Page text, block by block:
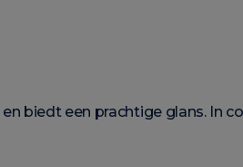
biedt een prachtige glans. In